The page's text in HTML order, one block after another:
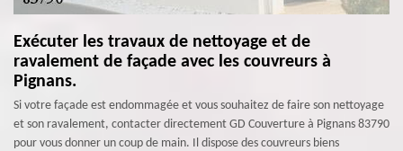
Exécuter les travaux de nettoyage et de
ravalement de façade avec les couvreurs à
Pignans.
Si votre façade est endommagée et vous souhaitez de faire son nettoyage
et son ravalement, contacter directement GD Couverture à Pignans 83790
pour vous donner un coup de main. Il dispose des couvreurs biens